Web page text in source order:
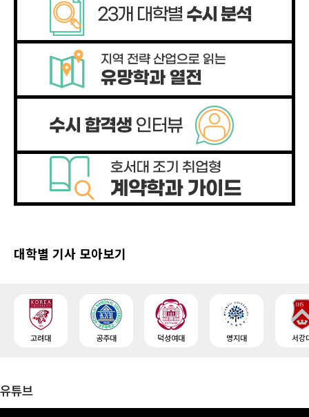
대학별 기사 모아보기
고려대 공주대 덕성여대 명지대 서강
유튜브